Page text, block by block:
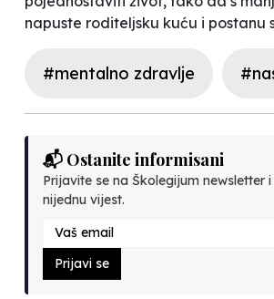
napuste roditeljsku kuću i postanu
#mentalno zdravlje
📬 Ostanite informisani
Prijavite se na Školegijum newsletter
nijednu vijest.
Prijavi se